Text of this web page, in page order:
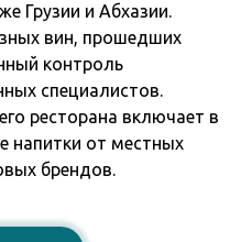
Грузии и Абхазии.
вин, прошедших
контроль
специалистов.
ресторана включает в
напитки от местных
брендов.